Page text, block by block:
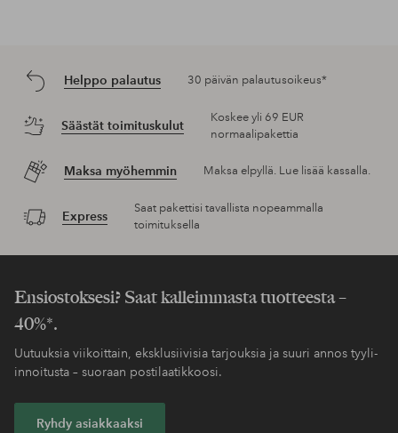
Helppo palautus 30 päivän palautusoikeus*
Säästät toimituskulut
Koskee yli 69 EUR
normaalipakettia
Maksa myöhemmin Maksa elpyllä. Lue lisää kassalla.
Express
Saat pakettisi tavallista nopeammalla
toimituksella
Ensiostoksesi? Saat kalleimmasta tuotteesta –
40%*.
Uutuuksia viikoittain, eksklusiivisia tarjouksia ja suuri annos tyyli-
innoitusta – suoraan postilaatikkoosi.
Ryhdy asiakkaaksi